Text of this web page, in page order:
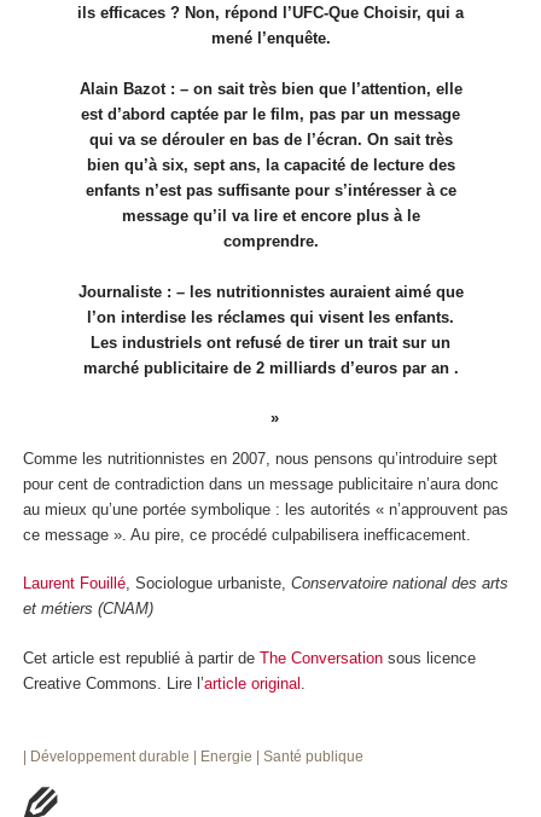
ils efficaces ? Non, répond l’UFC-Que Choisir, qui a
mené l’enquête.
Alain Bazot : – on sait très bien que l’attention, elle
est d’abord captée par le film, pas par un message
qui va se dérouler en bas de l’écran. On sait très
bien qu’à six, sept ans, la capacité de lecture des
enfants n’est pas suffisante pour s’intéresser à ce
message qu’il va lire et encore plus à le
comprendre.
Journaliste : – les nutritionnistes auraient aimé que
l’on interdise les réclames qui visent les enfants.
Les industriels ont refusé de tirer un trait sur un
marché publicitaire de 2 milliards d’euros par an .
Comme les nutritionnistes en 2007, nous pensons qu’introduire sept
pour cent de contradiction dans un message publicitaire n’aura donc
au mieux qu’une portée symbolique : les autorités « n’approuvent pas
ce message ». Au pire, ce procédé culpabilisera inefficacement.
Laurent Fouillé, Sociologue urbaniste, Conservatoire national des arts
et métiers (CNAM)
Cet article est republié à partir de The Conversation sous licence
Creative Commons. Lire l’article original
| Développement durable | Energie | Santé publique